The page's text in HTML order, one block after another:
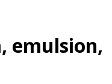
emulsion,